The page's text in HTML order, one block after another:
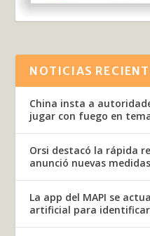
NOTICIAS
China insta a
jugar con fuego en
Orsi destacó la rápida
anunció nuevas
La app del MAPI se
artificial para identificar